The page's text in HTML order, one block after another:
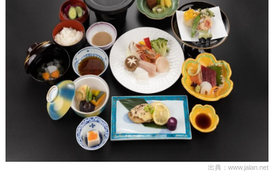
出典：www.jalan.net